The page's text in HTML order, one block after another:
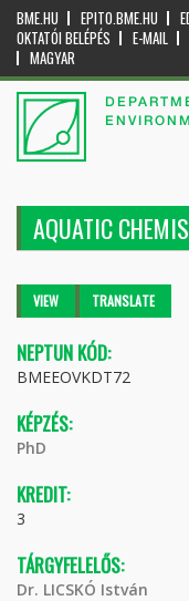
BME.HU EPITO.BME.HU
OKTATÓI BELÉPÉS
E-MAIL
MAGYAR
AQUATIC
Primary tabs
VIEW (ACTIVETRANSLATE
NEPTUN KÓD:
BMEEOVKDT72
KÉPZÉS:
PhD
KREDIT:
3
TÁRGYFELELŐS:
Dr. LICSKÓ István